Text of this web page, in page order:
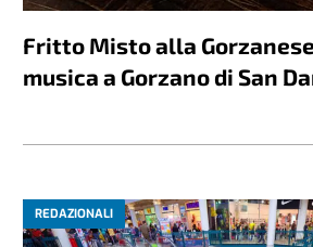
Fritto Misto alla
musica a Gorzano di San
REDAZIONALI